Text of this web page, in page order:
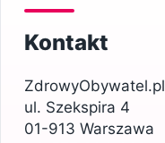
Kontakt
ZdrowyObywatel.pl
ul. Szekspira 4
01-913 Warszawa